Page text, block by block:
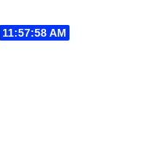
11:57:59 AM